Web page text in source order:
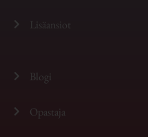
Lisäansiot
Blogi
Opastaja